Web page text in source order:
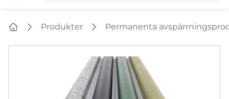
Produkter Permanenta